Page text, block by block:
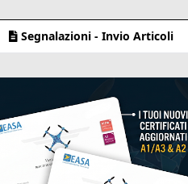
Segnalazioni - Invio Articoli